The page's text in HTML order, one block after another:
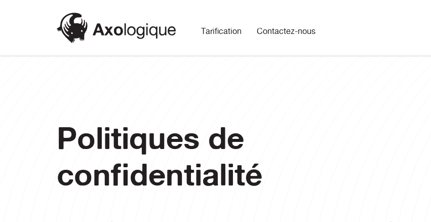
Tarification Contactez-nous
Politiques de
confidentialité